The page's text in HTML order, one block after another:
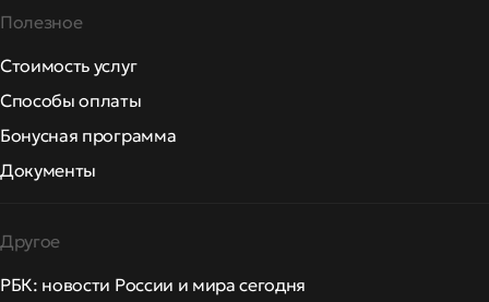
Полезное
Стоимость услуг
Способы оплаты
Бонусная программа
Документы
Другое
РБК: новости России и мира сегодня